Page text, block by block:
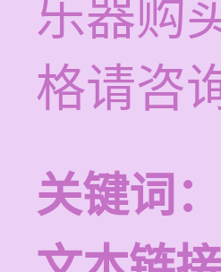
乐器购
格请咨
关键词：